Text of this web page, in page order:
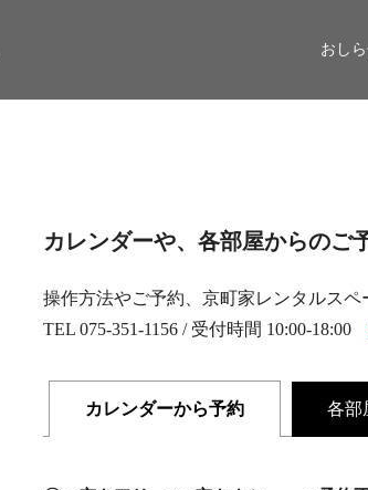
おし
カレンダーや、各部屋からのご
操作方法やご予約、京町家レンタルス
TEL 075-351-1156 / 受付時間 10:00-18:00
カレンダーから予約 各部